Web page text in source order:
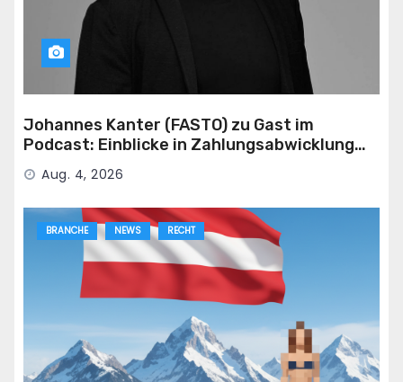
Johannes Kanter (FASTO) zu Gast im
Podcast: Einblicke in Zahlungsabwicklung
für die Adult-Branche
Aug. 4, 2026
BRANCHE NEWS RECHT